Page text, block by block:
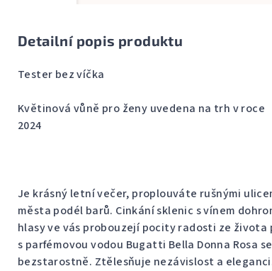
Detailní popis produktu
Tester bez víčka
Květinová vůně pro ženy uvedena na trh v roce
2024
Je krásný letní večer, proplouváte rušnými
města podél barů. Cinkání sklenic s vínem
hlasy ve vás probouzejí pocity radosti ze života
s parfémovou vodou Bugatti Bella Donna Rosa
bezstarostně. Ztělesňuje nezávislost a